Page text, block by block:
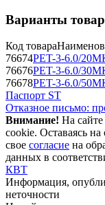
Варианты
Код товара
76674PET-3-6.0/
76676PET-3-6.0/
76678PET-3-6.0/
Паспорт ST
Отказное письмо:
Внимание! На
cookie. Оставаясь
свое согласие на
данных в
КВТ
Информация,
неточности